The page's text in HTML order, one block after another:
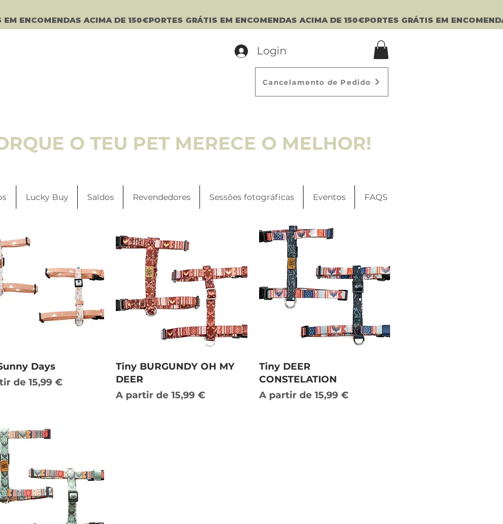
Login
O TEU PET MERECE O MELHOR!
Cancelamento de Pedido
Lucky Buy Saldos Revendedores Sessões fotográficas Eventos FAQS
rápida
Days
de 15,99 €
promocional
Visualização rápida
Tiny BURGUNDY OH MY
DEER
A partir de 15,99 €
Preço promocional
Visualização rápida
Tiny DEER
CONSTELATION
A partir de 15,99 €
Preço promocional